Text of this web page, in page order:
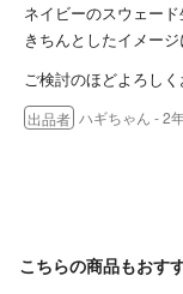
ネイビーのスウェー
きちんとしたイメー
ご検討のほどよろし
出品者 ハギちゃん - 2
こちらの商品もおす